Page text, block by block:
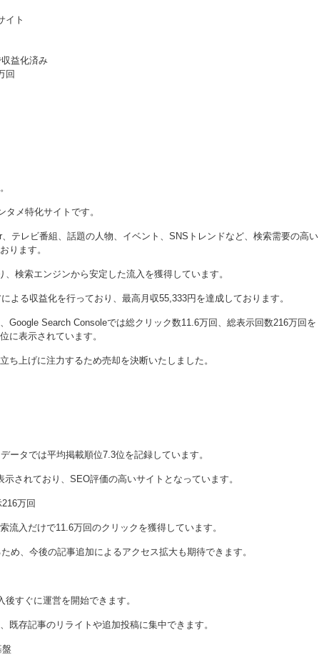
イト
益化済み
回
メ特化サイトです。
テレビ番組、話題の人物、イベント、SNSトレンドなど、検索需要の高い
ります。
検索エンジンから安定した流入を獲得しています。
よる収益化を行っており、最高月収55,333円を達成しております。
Google Search Consoleでは総クリック数11.6万回、総表示回数216万回を
に表示されています。
ち上げに注力するため売却を決断いたしました。
ータでは平均掲載順位7.3位を記録しています。
されており、SEO評価の高いサイトとなっています。
万回
流入だけで11.6万回のクリックを獲得しています。
め、今後の記事追加によるアクセス拡大も期待できます。
すぐに運営を開始できます。
既存記事のリライトや追加投稿に集中できます。
盤